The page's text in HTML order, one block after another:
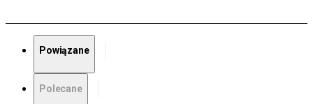
Powiązane
Polecane